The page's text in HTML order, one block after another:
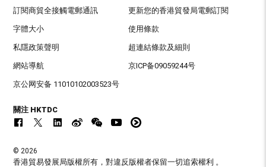
訂閱商貿全接觸電郵通訊 更新您的香港貿發局電郵訂閱
字體大小 使用條款
私隱政策聲明 超連結條款及細則
網站導航 京ICP备09059244号
京公网安备 11010102003523号
關注 HKTDC
© 2026
香港貿易發展局版權所有，對違反版權者保留一切追索權利 。